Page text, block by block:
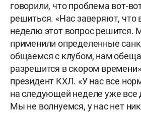
говорили, что проблема вот-
решиться. «Нас заверяют,
неделю этот вопрос решится.
применили определенные
общаемся с клубом, нам
разрешится в скором
президент КХЛ. «У нас все
на следующей неделе уже все
Мы не волнуемся, у нас нет